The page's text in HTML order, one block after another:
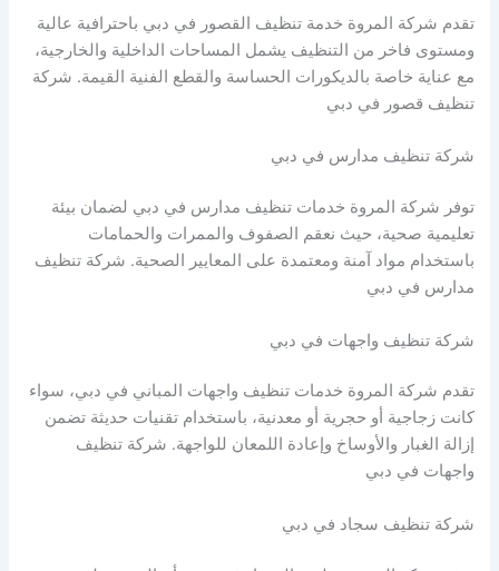
تقدم شركة المروة خدمة تنظيف القصور في دبي باحترافية عالية
ومستوى فاخر من التنظيف يشمل المساحات الداخلية والخارجية،
مع عناية خاصة بالديكورات الحساسة والقطع الفنية القيمة. شركة
تنظيف قصور في دبي
شركة تنظيف مدارس في دبي
توفر شركة المروة خدمات تنظيف مدارس في دبي لضمان بيئة
تعليمية صحية، حيث نعقم الصفوف والممرات والحمامات
باستخدام مواد آمنة ومعتمدة على المعايير الصحية. شركة تنظيف
مدارس في دبي
شركة تنظيف واجهات في دبي
تقدم شركة المروة خدمات تنظيف واجهات المباني في دبي، سواء
كانت زجاجية أو حجرية أو معدنية، باستخدام تقنيات حديثة تضمن
إزالة الغبار والأوساخ وإعادة اللمعان للواجهة. شركة تنظيف
واجهات في دبي
شركة تنظيف سجاد في دبي